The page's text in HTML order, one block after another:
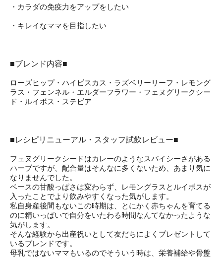
・カラダの免疫力をアップをしたい
・キレイなママを目指したい
■ブレンド内容■
ローズヒップ・ハイビスカス・ラズベリーリーフ・レモング
ラス・フェンネル・エルダーフラワー・フェヌグリークシー
ド・ルイボス・ステビア
■レシピリニューアル・スタッフ試飲レビュー■
フェヌグリークシードはカレーのようなスパイシーさがある
ハーブですが、配合量はそんなに多くないため、あまり気に
なりませんでした。
ベースの甘酸っぱさは変わらず、レモングラスとルイボスが
入ったことでより飲みやすくなった気がします。
私自身産後間もないこの時期は、とにかく赤ちゃんを育てる
のに精いっぱいで自分をいたわる時間なんてなかったような
気がします。
そんな経験から出産祝いとして友だちによくプレゼントして
いるブレンドです。
母乳ではないママもいるのでそういう時は、栄養補給や骨盤